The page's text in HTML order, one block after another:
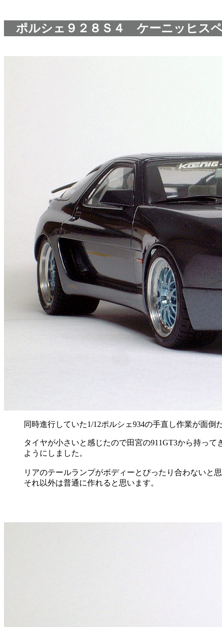
ポルシェ９２８Ｓ４ ケーニッヒス
同時進行していた1/12ポルシェ934の手直し作業が面
タイヤが小さいと感じたので田宮の911GT3から持っ
ようにしました。
リアのテールランプがボディーとぴったり合わないと
それ以外は普通に作れると思います。